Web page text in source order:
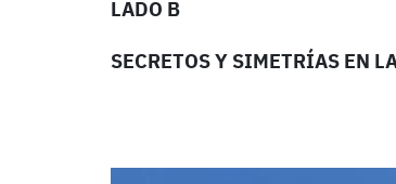
LADO B
SECRETOS Y SIMETRÍAS EN